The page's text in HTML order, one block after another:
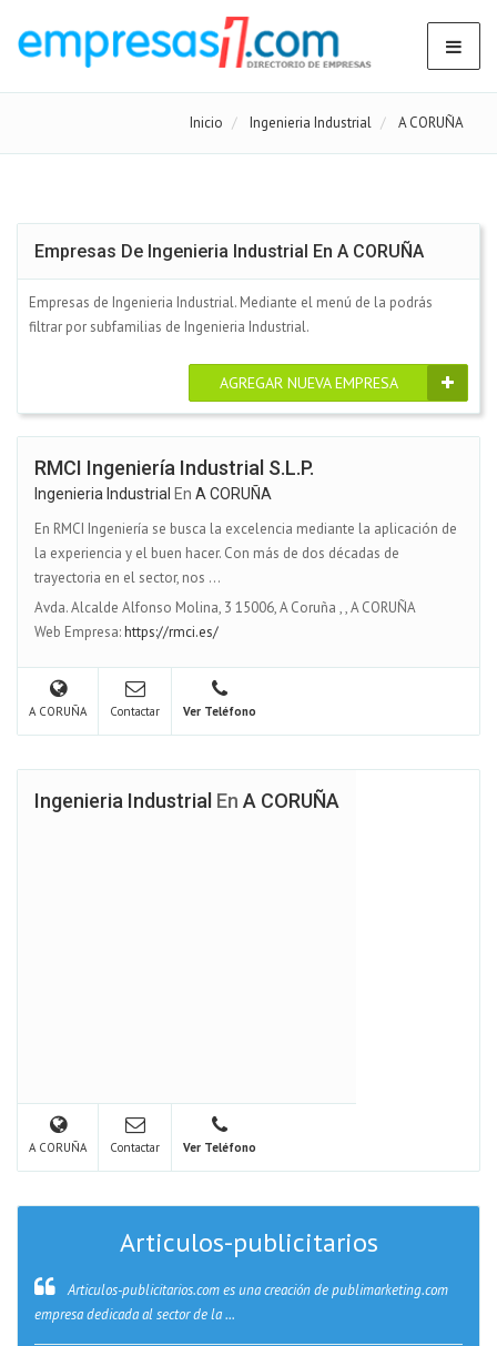
Inicio Ingenieria Industrial A CORUÑA
Empresas De Ingenieria Industrial En A CORUÑA
Empresas de Ingenieria Industrial. Mediante el menú de la podrás
filtrar por subfamilias de Ingenieria Industrial.
AGREGAR NUEVA EMPRESA
RMCI Ingeniería Industrial S.L.P.
Ingenieria Industrial En A CORUÑA
En RMCI Ingeniería se busca la excelencia mediante la aplicación de
la experiencia y el buen hacer. Con más de dos décadas de
trayectoria en el sector, nos ...
Avda. Alcalde Alfonso Molina, 3 15006, A Coruña ,,A CORUÑA
Web Empresa:https://rmci.es/
A CORUÑA Contactar Ver Teléfono
Ingenieria Industrial En A CORUÑA
A CORUÑA Contactar Ver Teléfono
Articulos-publicitarios
Articulos-publicitarios.com es una creación de publimarketing.com
empresa dedicada al sector de la ...